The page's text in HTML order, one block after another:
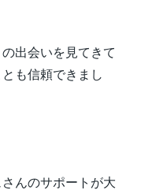
出会いを見てきて
も信頼できまし
んのサポートが大